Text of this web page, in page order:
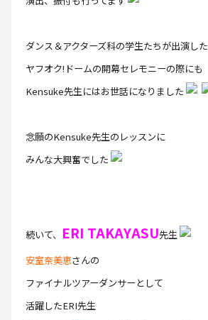
ダンス＆アクターズ科の学生たちが出演した
ヤフオク!ドームの開幕セレモニーの際にも
Kensuke先生にはお世話になりました
念願のKensuke先生のレッスンに
みんな大興奮でした
続いて、 ERI TAKAYASU先生
安室奈美恵さんの
ファイナルツアーダンサーとして
活躍したERI先生